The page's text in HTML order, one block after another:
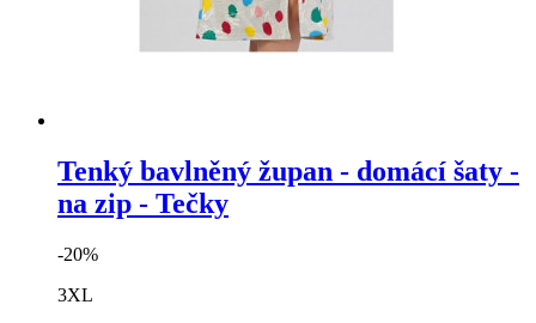
Tenký bavlněný župan - domácí šaty -
na zip - Tečky
-20%
3XL